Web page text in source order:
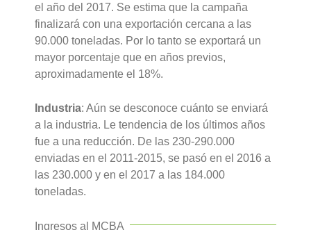
el año del 2017. Se estima que la campaña
finalizará con una exportación cercana a las
90.000 toneladas. Por lo tanto se exportará un
mayor porcentaje que en años previos,
aproximadamente el 18%.
Industria: Aún se desconoce cuánto se enviará
a la industria. Le tendencia de los últimos años
fue a una reducción. De las 230-290.000
enviadas en el 2011-2015, se pasó en el 2016 a
las 230.000 y en el 2017 a las 184.000
toneladas.
Ingresos al MCBA